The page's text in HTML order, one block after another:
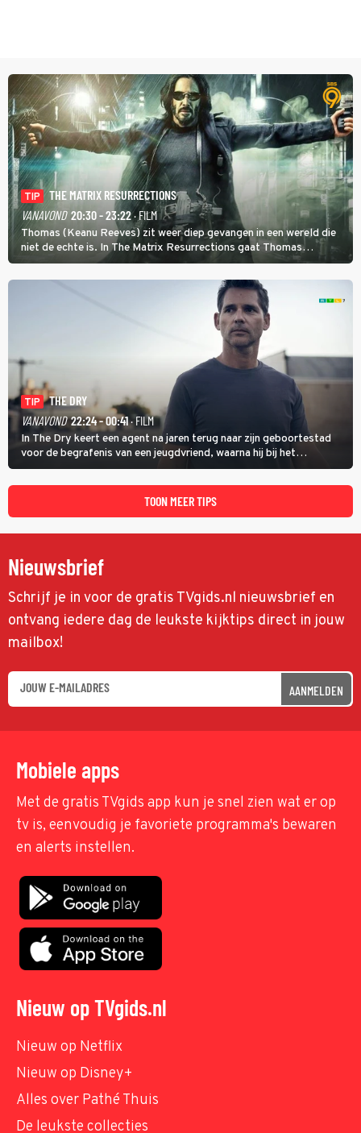
TIP
THE MATRIX RESURRECTIONS
VANAVOND 20:30 - 23:22· FILM
Thomas (Keanu Reeves) zit weer diep gevangen in een wereld die
niet de echte is. In The Matrix Resurrections gaat Thomas
proberen uit deze schijnwereld te ontsnappen.
TIP
THE DRY
VANAVOND 22:24 - 00:41· FILM
In The Dry keert een agent na jaren terug naar zijn geboortestad
voor de begrafenis van een jeugdvriend, waarna hij bij het
onderzoeken van diens dood een verband begint te vermoeden
met een oude zaak.
TOON MEER TIPS
Nieuwsbrief
Schrijf je in voor de gratis TVgids.nl nieuwsbrief en
ontvang iedere dag de leukste kijktips direct in jouw
mailbox!
AANMELDEN
Mobiele apps
Met de gratis TVgids app kun je snel zien wat er op
tv is, eenvoudig je favoriete programma's bewaren
en alerts instellen.
Nieuw op TVgids.nl
Nieuw op Netflix
Nieuw op Disney+
Alles over Pathé Thuis
De leukste collecties